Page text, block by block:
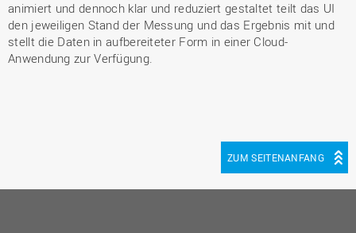
animiert und dennoch klar und reduziert gestaltet teilt das UI
den jeweiligen Stand der Messung und das Ergebnis mit und
stellt die Daten in aufbereiteter Form in einer Cloud-
Anwendung zur Verfügung.
ZUM SEITENANFANG